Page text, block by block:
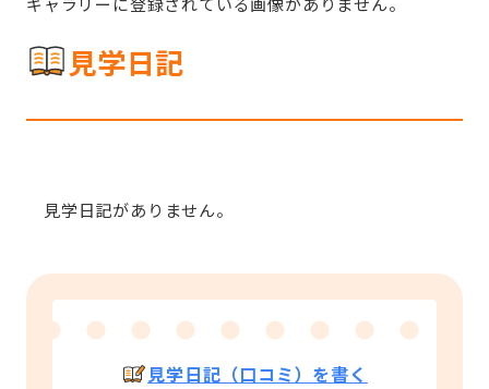
見学日記
見学日記がありません。
見学日記（口コミ）を書く